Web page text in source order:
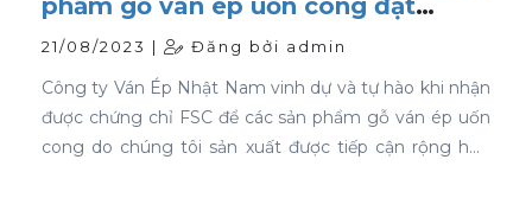
phẩm gỗ ván ép uốn cong đạt
chứng nhận FSC
21/08/2023 | Đăng bởi admin
Công ty Ván Ép Nhật Nam vinh dự và tự hào khi nhận
được chứng chỉ FSC để các sản phẩm gỗ ván ép uốn
cong do chúng tôi sản xuất được tiếp cận rộng hơn